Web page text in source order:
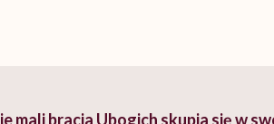
mali bracia Ubogich skupia się w